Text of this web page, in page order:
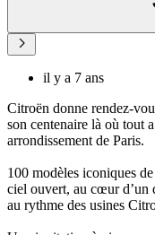
il y a 7 ans
Citroën donne rendez-
son centenaire là où tout
arrondissement de Paris.
100 modèles iconiques
ciel ouvert, au cœur d’un
au rythme des usines